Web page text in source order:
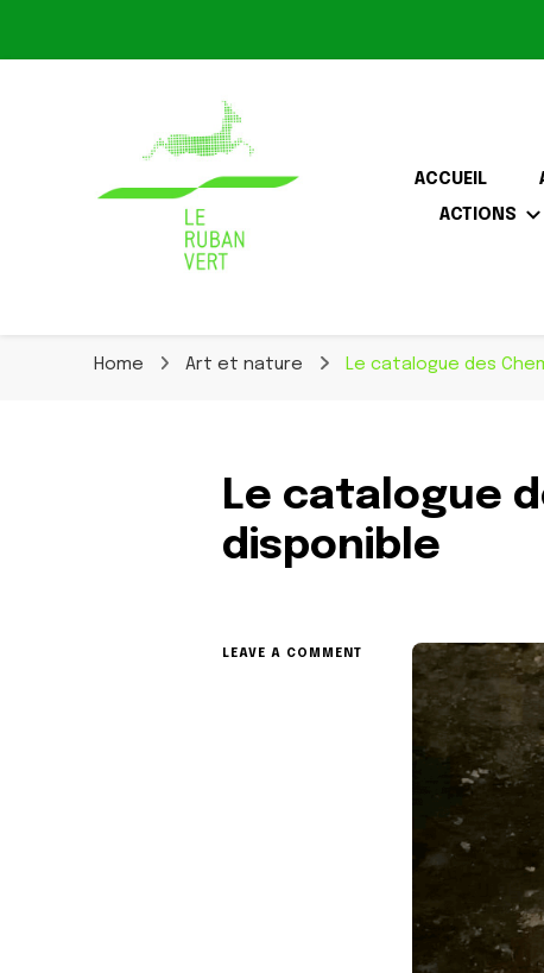
ACCUEIL
ACTIONS
Home Art et nature Le catalogue des
Le catalogue
disponible
LEAVE A COMMENT
CATALOGUE